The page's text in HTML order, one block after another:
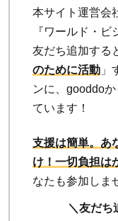
本サイト運営会
『ワールド・
友だち追加する
のために活動 」
ンに、gooddo
ています！
支援は簡単。あ
け！ 一切負担は
なたも参加しま
＼友だち